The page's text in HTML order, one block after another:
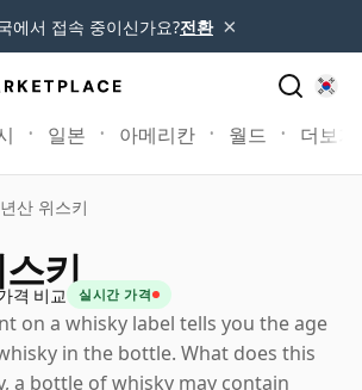
에서 접속 중이신가요?전환 ×
일본 아메리칸 월드 더보기
산 위스키
키
격 비교 실시간 가격
on a whisky label tells you the age
in the bottle. What does this
a bottle of whisky may contain